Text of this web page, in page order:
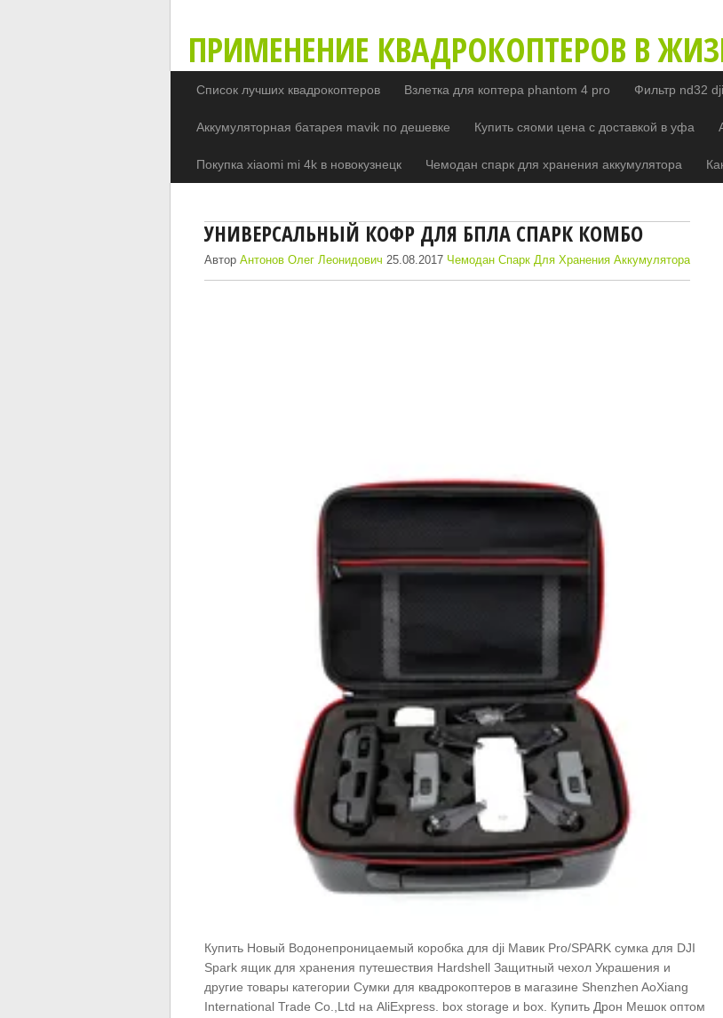
ПРИМЕНЕНИЕ КВАДРОКОПТЕРОВ В
Список лучших квадрокоптеров Взлетка для коптера phantom 4 pro Фильтр nd32
Аккумуляторная батарея mavik по дешевке Купить сяоми цена с доставкой в уфа
Покупка xiaomi mi 4k в новокузнецк Чемодан спарк для хранения аккумулятора
УНИВЕРСАЛЬНЫЙ КОФР ДЛЯ БПЛА СПАРК КОМБО
АвторАнтонов Олег Леонидович 25.08.2017 Чемодан Спарк Для Хранения Аккумулятора
Купить Новый Водонепроницаемый коробка для dji Мавик Pro/SPARK сумка для DJI
Spark ящик для хранения путешествия Hardshell Защитный чехол Украшения и
другие товары категории Сумки для квадрокоптеров в магазине Shenzhen AoXiang
International Trade Co.,Ltd на AliExpress. box storage и box. Купить Дрон Мешок оптом